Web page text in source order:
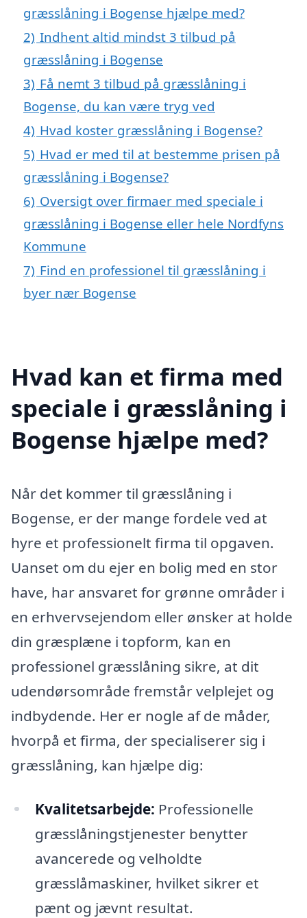
græsslåning i Bogense hjælpe med?
2) Indhent altid mindst 3 tilbud på
græsslåning i Bogense
3) Få nemt 3 tilbud på græsslåning i
Bogense, du kan være tryg ved
4) Hvad koster græsslåning i Bogense?
5) Hvad er med til at bestemme prisen på
græsslåning i Bogense?
6) Oversigt over firmaer med speciale i
græsslåning i Bogense eller hele Nordfyns
Kommune
7) Find en professionel til græsslåning i
byer nær Bogense
Hvad kan et firma med
speciale i græsslåning i
Bogense hjælpe med?
Når det kommer til græsslåning i
Bogense, er der mange fordele ved at
hyre et professionelt firma til opgaven.
Uanset om du ejer en bolig med en stor
have, har ansvaret for grønne områder i
en erhvervsejendom eller ønsker at holde
din græsplæne i topform, kan en
professionel græsslåning sikre, at dit
udendørsområde fremstår velplejet og
indbydende. Her er nogle af de måder,
hvorpå et firma, der specialiserer sig i
græsslåning, kan hjælpe dig:
Kvalitetsarbejde: Professionelle
græsslåningstjenester benytter
avancerede og velholdte
græsslåmaskiner, hvilket sikrer et
pænt og jævnt resultat.